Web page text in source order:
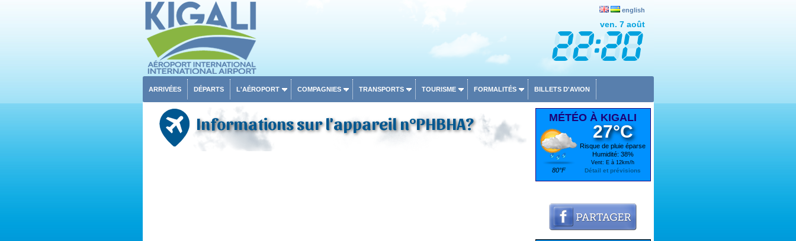
english
ven. 7 août
ARRIVÉES DÉPARTS L'AÉROPORT COMPAGNIES TRANSPORTS TOURISME FORMALITÉS BILLETS D'AVION
Informations sur l'appareil n°PHBHA? MÉTÉO À KIGALI
80°F
27°C
Risque de pluie éparse
Humidité: 38%
Vent: E à 12km/h
Détail et prévisions